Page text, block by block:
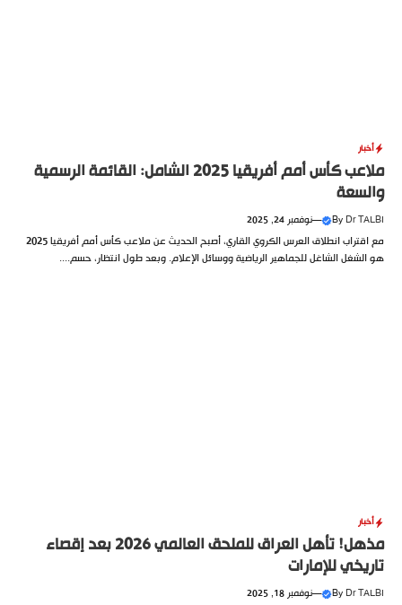
أخبار
ملاعب كأس أمم أفريقيا 2025 الشامل: القائمة الرسمية
والسعة
By Dr TALBI
—نوفمبر 24, 2025
مع اقتراب انطلاق العرس الكروي القاري، أصبح الحديث عن ملاعب كأس أمم أفريقيا 2025
هو الشغل الشاغل للجماهير الرياضية ووسائل الإعلام. وبعد طول انتظار، حسم....
أخبار
مذهل! تأهل العراق للملحق العالمي 2026 بعد إقصاء
تاريخي للإمارات
By Dr TALBI
—نوفمبر 18, 2025